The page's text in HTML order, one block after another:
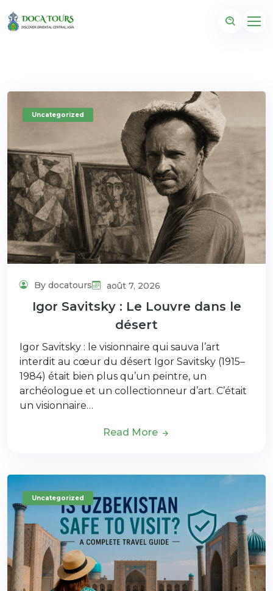
Uncategorized
By docatours août 7, 2026
Igor Savitsky : Le Louvre dans le
désert
Igor Savitsky : le visionnaire qui sauva l’art
interdit au cœur du désert Igor Savitsky (1915–
1984) était bien plus qu’un peintre, un
archéologue et un collectionneur d’art. C’était
un visionnaire…
Read More
Uncategorized